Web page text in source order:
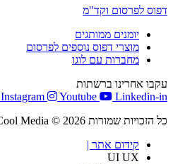
דפוס לפרסום וקד"מ
יומנים ממותגים
מוצרי דפוס נוספים לפרסום
מחברות עם לוגו
עקבו אחרינו ברשתות
Instagram Youtube
Linkedin-in
כל הזכויות שמורות Cool Media © 2026
קידום אתר |
UI UX